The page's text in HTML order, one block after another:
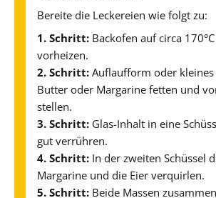
Bereite die Leckereien wie folgt zu:
1. Schritt: Backofen auf circa
vorheizen.
2. Schritt: Auflaufform oder
Butter oder Margarine fetten und
stellen.
3. Schritt: Glas-Inhalt in eine
gut verrühren.
4. Schritt: In der zweiten Schüssel
Margarine und die Eier verquirlen.
5. Schritt: Beide Massen